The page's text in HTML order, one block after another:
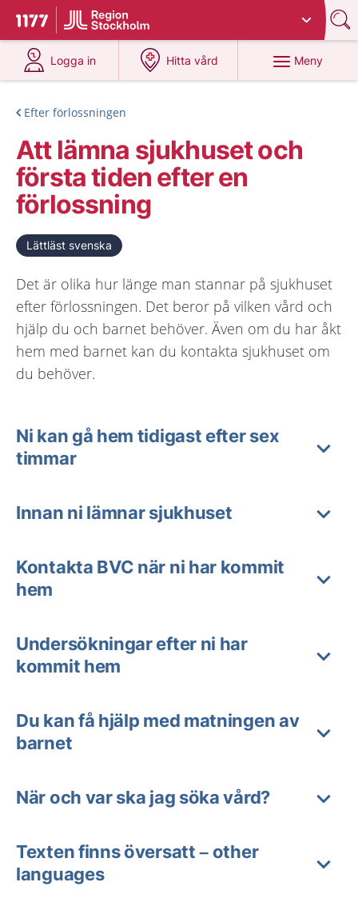
Till startsidan för 1177
Du har valt region
Logga in
på 1177.se
Hitta vård
på 1177.se
Meny
Efter förlossningen
Att lämna sjukhuset och
första tiden efter en
förlossning
Lättläst svenska
Det är olika hur länge man stannar på sjukhuset
efter förlossningen. Det beror på vilken vård och
hjälp du och barnet behöver. Även om du har åkt
hem med barnet kan du kontakta sjukhuset om
du behöver.
Ni kan gå hem tidigast efter sex
timmar
Innan ni lämnar sjukhuset
Kontakta BVC när ni har kommit
hem
Undersökningar efter ni har
kommit hem
Du kan få hjälp med matningen av
barnet
När och var ska jag söka vård?
Texten finns översatt – other
languages